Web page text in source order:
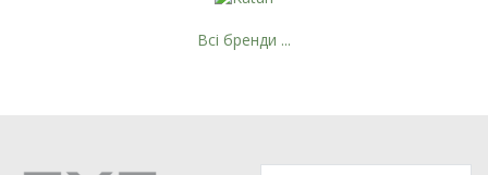
Всі бренди ...